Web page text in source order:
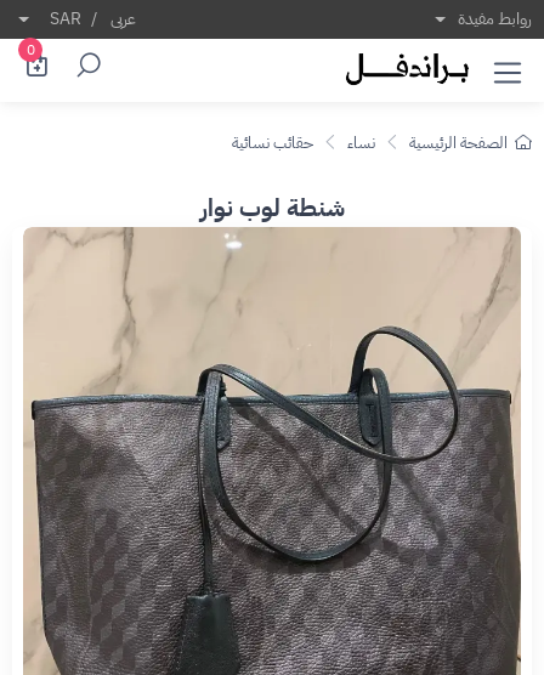
روابط مفيدة عربى /
SAR
0
الصفحة الرئيسية نساء حقائب نسائية
شنطة لوب نوار